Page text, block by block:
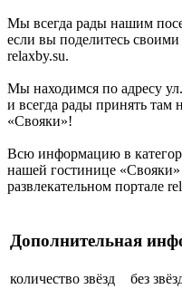
Мы всегда рады нашим
если вы поделитесь
relaxby.su.
Мы находимся по адресу
и всегда рады принять там
«Свояки»!
Всю информацию в
нашей гостинице
развлекательном портале
Дополнительная
количество звёзд
без